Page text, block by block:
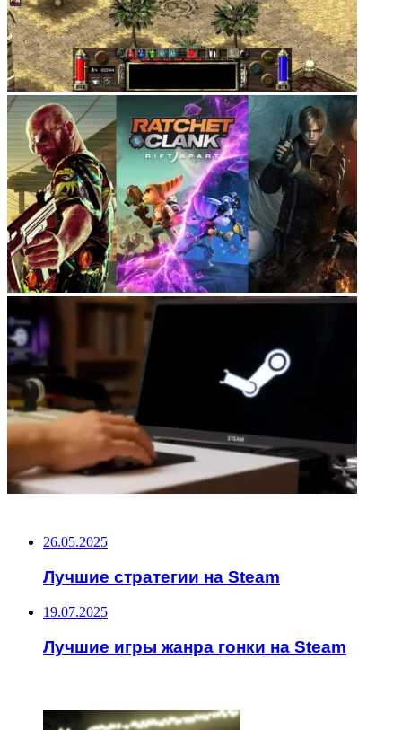
26.05.2025
Лучшие стратегии на Steam
19.07.2025
Лучшие игры жанра гонки на Steam